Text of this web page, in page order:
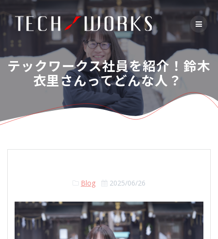
Skip
to
content
テックワークス社員を紹介！鈴木
衣里さんってどんな人？
Blog 2025/06/26